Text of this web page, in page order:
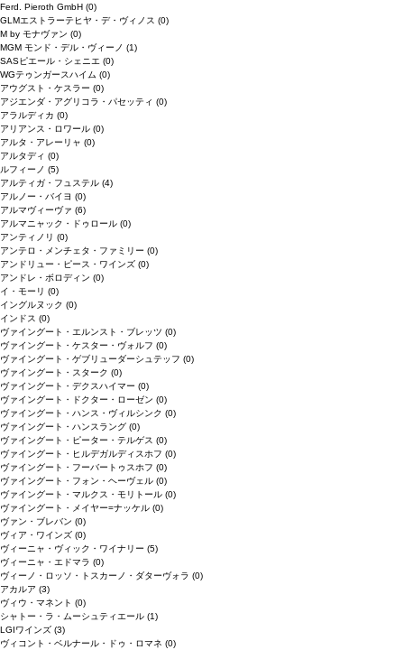
Ferd. Pieroth GmbH (0)
GLMエストラーテヒヤ・デ・ヴィノス (0)
M by モナヴァン (0)
MGM モンド・デル・ヴィーノ (1)
SASピエール・シェニエ (0)
WGテゥンガースハイム (0)
アウグスト・ケスラー (0)
アジエンダ・アグリコラ・パセッティ (0)
アラルディカ (0)
アリアンス・ロワール (0)
アルタ・アレーリャ (0)
アルタディ (0)
ルフィーノ (5)
アルティガ・フュステル (4)
アルノー・バイヨ (0)
アルマヴィーヴァ (6)
アルマニャック・ドゥロール (0)
アンティノリ (0)
アンテロ・メンチェタ・ファミリー (0)
アンドリュー・ピース・ワインズ (0)
アンドレ・ボロディン (0)
イ・モーリ (0)
イングルヌック (0)
インドス (0)
ヴァイングート・エルンスト・ブレッツ (0)
ヴァイングート・ケスター・ヴォルフ (0)
ヴァイングート・ゲブリューダーシュテッフ (0)
ヴァイングート・スターク (0)
ヴァイングート・デクスハイマー (0)
ヴァイングート・ドクター・ローゼン (0)
ヴァイングート・ハンス・ヴィルシンク (0)
ヴァイングート・ハンスラング (0)
ヴァイングート・ピーター・テルゲス (0)
ヴァイングート・ヒルデガルディスホフ (0)
ヴァイングート・フーバートゥスホフ (0)
ヴァイングート・フォン・ヘーヴェル (0)
ヴァイングート・マルクス・モリトール (0)
ヴァイングート・メイヤー=ナッケル (0)
ヴァン・ブレバン (0)
ヴィア・ワインズ (0)
ヴィーニャ・ヴィック・ワイナリー (5)
ヴィーニャ・エドマラ (0)
ヴィーノ・ロッソ・トスカーノ・ダターヴォラ (0)
アカルア (3)
ヴィウ・マネント (0)
シャトー・ラ・ムーシュティエール (1)
LGIワインズ (3)
ヴィコント・ベルナール・ドゥ・ロマネ (0)